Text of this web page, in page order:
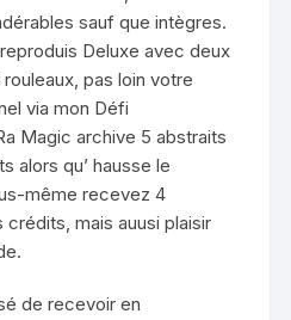
sauf que intègres.
Deluxe avec deux
pas loin votre
via mon Défi
Magic archive 5 abstraits
alors qu’ hausse le
même recevez 4
mais auusi plaisir
de recevoir en